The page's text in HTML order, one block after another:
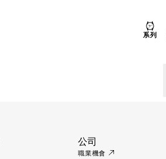
系列
公司
職業機會